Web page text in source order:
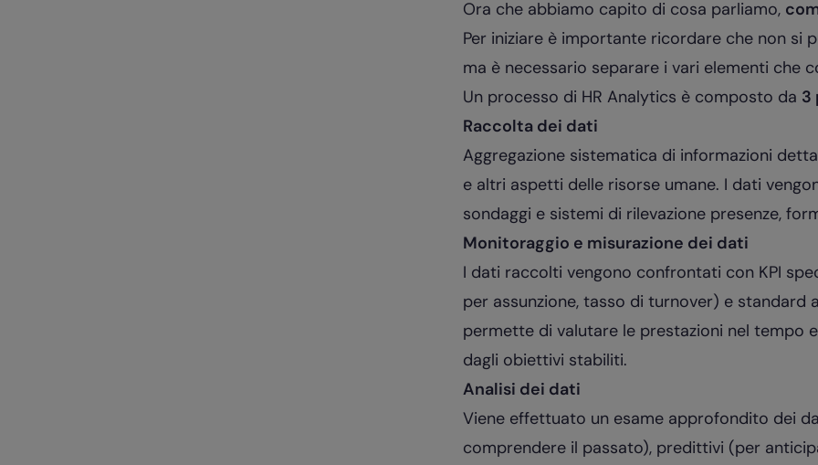
Ora che abbiamo capito di cosa parliamo,
Per iniziare è importante ricordare che non si
ma è necessario separare i vari elementi che
Un processo di HR Analytics è composto da 3
Raccolta dei dati
Aggregazione sistematica di informazioni
e altri aspetti delle risorse umane. I dati
sondaggi e sistemi di rilevazione presenze,
Monitoraggio e misurazione dei dati
I dati raccolti vengono confrontati con KPI
per assunzione, tasso di turnover) e standard
permette di valutare le prestazioni nel tempo
dagli obiettivi stabiliti.
Analisi dei dati
Viene effettuato un esame approfondito dei
comprendere il passato), predittivi (per